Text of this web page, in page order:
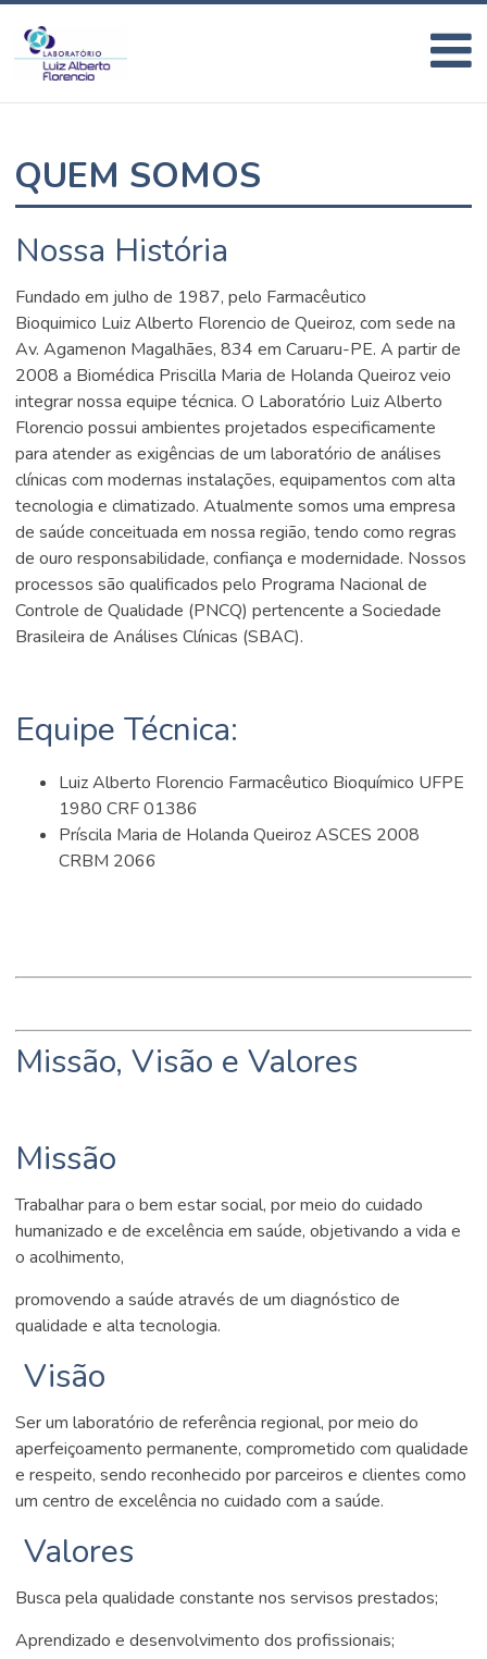
QUEM SOMOS
Nossa História
Fundado em julho de 1987, pelo Farmacêutico
Bioquimico Luiz Alberto Florencio de Queiroz, com sede na
Av. Agamenon Magalhães, 834 em Caruaru-PE. A partir de
2008 a Biomédica Priscilla Maria de Holanda Queiroz veio
integrar nossa equipe técnica. O Laboratório Luiz Alberto
Florencio possui ambientes projetados especificamente
para atender as exigências de um laboratório de análises
clínicas com modernas instalações, equipamentos com alta
tecnologia e climatizado. Atualmente somos uma empresa
de saúde conceituada em nossa região, tendo como regras
de ouro responsabilidade, confiança e modernidade. Nossos
processos são qualificados pelo Programa Nacional de
Controle de Qualidade (PNCQ) pertencente a Sociedade
Brasileira de Análises Clínicas (SBAC).
Equipe Técnica:
Luiz Alberto Florencio Farmacêutico Bioquímico UFPE
1980 CRF 01386
Príscila Maria de Holanda Queiroz ASCES 2008
CRBM 2066
Missão, Visão e Valores
Missão
Trabalhar para o bem estar social, por meio do cuidado
humanizado e de excelência em saúde, objetivando a vida e
o acolhimento,
promovendo a saúde através de um diagnóstico de
qualidade e alta tecnologia.
Visão
Ser um laboratório de referência regional, por meio do
aperfeiçoamento permanente, comprometido com qualidade
e respeito, sendo reconhecido por parceiros e clientes como
um centro de excelência no cuidado com a saúde.
Valores
Busca pela qualidade constante nos servisos prestados;
Aprendizado e desenvolvimento dos profissionais;